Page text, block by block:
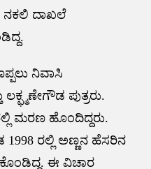
ನಕಲಿ ದಾಖಲೆ
ನಿವಾಸಿ
ಪುತ್ರರು.
ಮರಣ ಹೊಂದಿದ್ದರು.
1998 ರಲ್ಲಿ ಅಣ್ಣನ ಹೆಸರಿನ
ಈ ವಿಚಾರ